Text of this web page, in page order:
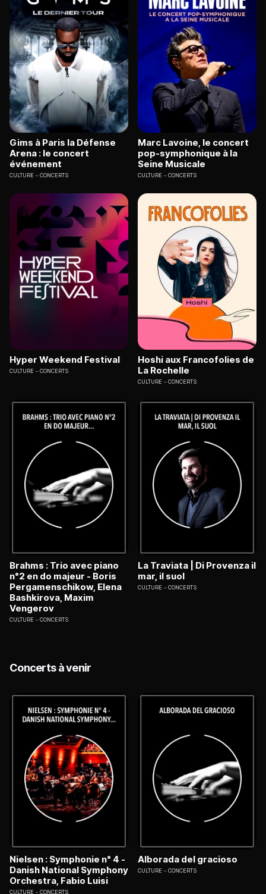
Gims à Paris la Défense
Arena : le concert
événement
CULTURE CONCERTS
Marc Lavoine, le concert
pop-symphonique à la
Seine Musicale
CULTURE CONCERTS
Hyper Weekend Festival
CULTURE CONCERTS
Hoshi aux Francofolies de
La Rochelle
CULTURE CONCERTS
Brahms : Trio avec piano
n°2 en do majeur - Boris
Pergamenschikow, Elena
Bashkirova, Maxim
Vengerov
CULTURE CONCERTS
La Traviata | Di Provenza il
mar, il suol
CULTURE CONCERTS
Concerts à venir
Nielsen : Symphonie n° 4 -
Danish National Symphony
Orchestra, Fabio Luisi
CULTURE CONCERTS
Alborada del gracioso
CULTURE CONCERTS